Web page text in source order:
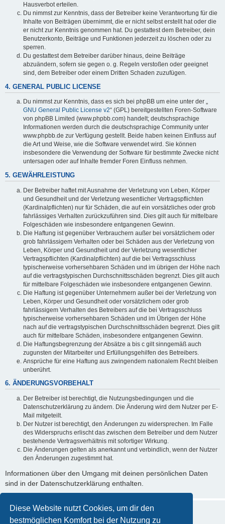
Diese Website nutzt Cookies, um dir den
bestmöglichen Komfort bei der Nutzung zu
Hausverbot erteilen.
Du nimmst zur Kenntnis, dass der Betreiber keine Verantwortung für die
Inhalte von Beiträgen übernimmt, die er nicht selbst erstellt hat oder die
er nicht zur Kenntnis genommen hat. Du gestattest dem Betreiber, dein
Benutzerkonto, Beiträge und Funktionen jederzeit zu löschen oder zu
sperren.
Du gestattest dem Betreiber darüber hinaus, deine Beiträge
abzuändern, sofern sie gegen o. g. Regeln verstoßen oder geeignet
sind, dem Betreiber oder einem Dritten Schaden zuzufügen.
4. GENERAL PUBLIC LICENSE
Du nimmst zur Kenntnis, dass es sich bei phpBB um eine unter der „
GNU General Public License v2“ (GPL) bereitgestellten Foren-Software
von phpBB Limited (www.phpbb.com) handelt; deutschsprachige
Informationen werden durch die deutschsprachige Community unter
www.phpbb.de zur Verfügung gestellt. Beide haben keinen Einfluss auf
die Art und Weise, wie die Software verwendet wird. Sie können
insbesondere die Verwendung der Software für bestimmte Zwecke nicht
untersagen oder auf Inhalte fremder Foren Einfluss nehmen.
5. GEWÄHRLEISTUNG
Der Betreiber haftet mit Ausnahme der Verletzung von Leben, Körper
und Gesundheit und der Verletzung wesentlicher Vertragspflichten
(Kardinalpflichten) nur für Schäden, die auf ein vorsätzliches oder grob
fahrlässiges Verhalten zurückzuführen sind. Dies gilt auch für mittelbare
Folgeschäden wie insbesondere entgangenen Gewinn.
Die Haftung ist gegenüber Verbrauchern außer bei vorsätzlichem oder
grob fahrlässigem Verhalten oder bei Schäden aus der Verletzung von
Leben, Körper und Gesundheit und der Verletzung wesentlicher
Vertragspflichten (Kardinalpflichten) auf die bei Vertragsschluss
typischerweise vorhersehbaren Schäden und im übrigen der Höhe nach
auf die vertragstypischen Durchschnittsschäden begrenzt. Dies gilt auch
für mittelbare Folgeschäden wie insbesondere entgangenen Gewinn.
Die Haftung ist gegenüber Unternehmern außer bei der Verletzung von
Leben, Körper und Gesundheit oder vorsätzlichem oder grob
fahrlässigem Verhalten des Betreibers auf die bei Vertragsschluss
typischerweise vorhersehbaren Schäden und im Übrigen der Höhe
nach auf die vertragstypischen Durchschnittsschäden begrenzt. Dies gilt
auch für mittelbare Schäden, insbesondere entgangenen Gewinn.
Die Haftungsbegrenzung der Absätze a bis c gilt sinngemäß auch
zugunsten der Mitarbeiter und Erfüllungsgehilfen des Betreibers.
Ansprüche für eine Haftung aus zwingendem nationalem Recht bleiben
unberührt.
6. ÄNDERUNGSVORBEHALT
Der Betreiber ist berechtigt, die Nutzungsbedingungen und die
Datenschutzerklärung zu ändern. Die Änderung wird dem Nutzer per E-
Mail mitgeteilt.
Der Nutzer ist berechtigt, den Änderungen zu widersprechen. Im Falle
des Widerspruchs erlischt das zwischen dem Betreiber und dem Nutzer
bestehende Vertragsverhältnis mit sofortiger Wirkung.
Die Änderungen gelten als anerkannt und verbindlich, wenn der Nutzer
den Änderungen zugestimmt hat.
Informationen über den Umgang mit deinen persönlichen Daten
sind in der Datenschutzerklärung enthalten.